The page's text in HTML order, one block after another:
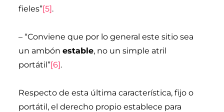
fieles”[5].
– “Conviene que por lo general este sitio sea
un ambónestable, no un simple atril
portátil”[6].
Respecto de esta última característica, fijo o
portátil, el derecho propio establece para